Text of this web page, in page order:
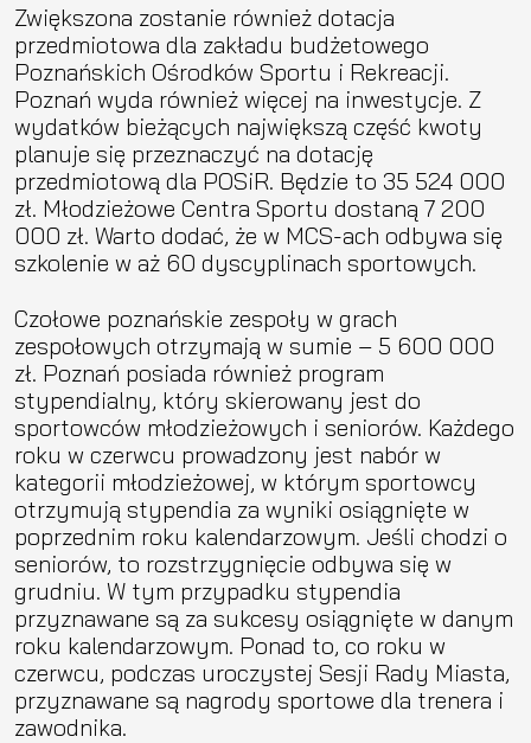
Zwiększona zostanie również dotacja
przedmiotowa dla zakładu budżetowego
Poznańskich Ośrodków Sportu i Rekreacji.
Poznań wyda również więcej na inwestycje. Z
wydatków bieżących największą część kwoty
planuje się przeznaczyć na dotację
przedmiotową dla POSiR. Będzie to 35 524 000
zł. Młodzieżowe Centra Sportu dostaną 7 200
000 zł. Warto dodać, że w MCS-ach odbywa się
szkolenie w aż 60 dyscyplinach sportowych.
Czołowe poznańskie zespoły w grach
zespołowych otrzymają w sumie – 5 600 000
zł. Poznań posiada również program
stypendialny, który skierowany jest do
sportowców młodzieżowych i seniorów. Każdego
roku w czerwcu prowadzony jest nabór w
kategorii młodzieżowej, w którym sportowcy
otrzymują stypendia za wyniki osiągnięte w
poprzednim roku kalendarzowym. Jeśli chodzi o
seniorów, to rozstrzygnięcie odbywa się w
grudniu. W tym przypadku stypendia
przyznawane są za sukcesy osiągnięte w danym
roku kalendarzowym. Ponad to, co roku w
czerwcu, podczas uroczystej Sesji Rady Miasta,
przyznawane są nagrody sportowe dla trenera i
zawodnika.